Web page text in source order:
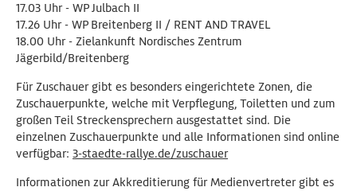
17.03 Uhr - WP Julbach II
17.26 Uhr - WP Breitenberg II / RENT AND TRAVEL
18.00 Uhr - Zielankunft Nordisches Zentrum
Jägerbild/Breitenberg
Für Zuschauer gibt es besonders eingerichtete Zonen, die
Zuschauerpunkte, welche mit Verpflegung, Toiletten und zum
großen Teil Streckensprechern ausgestattet sind. Die
einzelnen Zuschauerpunkte und alle Informationen sind online
verfügbar: 3-staedte-rallye.de/zuschauer
Informationen zur Akkreditierung für Medienvertreter gibt es